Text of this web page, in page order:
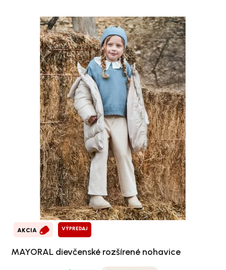
AKCIA VÝPREDAJ
MAYORAL dievčenské rozšírené nohavice